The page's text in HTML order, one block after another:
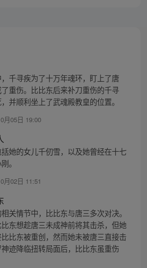
千寻疾为了十万年魂环，盯上了唐
重伤。比比东后来补刀重伤的千寻
并顺利坐上了武魂殿教皇的位置。
月05日 19:00
她的女儿千仞雪，以及她曾经在十七
。
月02日 11:51
关情节中，比比东与唐三多次对决。
东想趁唐三未成神前将其击杀，但她
比东被重创，然而她未被唐三直接击
迹降临扭转局面后，比比东虽重伤